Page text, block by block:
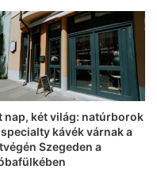
nap, két világ: natúrborok
kávék várnak a
Szegeden a